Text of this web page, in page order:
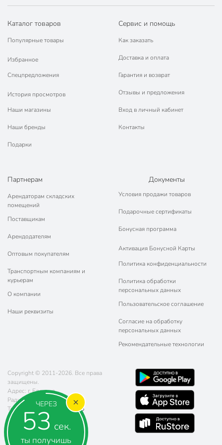
ЧЕРЕЗ
52 сек.
ты получишь
Каталог товаров
Популярные товары
Избранное
Спецпредложения
История просмотров
Наши магазины
Наши бренды
Подарки
Сервис и помощь
Как заказать
Доставка и оплата
Гарантия и возврат
Отзывы и предложения
Вход в личный кабинет
Контакты
Партнерам
Арендаторам складских
помещений
Поставщикам
Арендодателям
Оптовым покупателям
Транспортным компаниям и
курьерам
О компании
Наши реквизиты
Документы
Условия продажи товаров
Подарочные сертификаты
Бонусная программа
Активация Бонусной Карты
Политика конфиденциальности
Политика обработки
персональных данных
Пользовательское соглашение
Согласие на обработку
персональных данных
Рекомендательные технологии
Copyright © 2011-2026. Все права
защищены.
Адрес: г. Елец, ул.
Радиотехническая, д. 5
Телефон:
8 (800) 770-77-06
Почта:sales@poryadok.ru